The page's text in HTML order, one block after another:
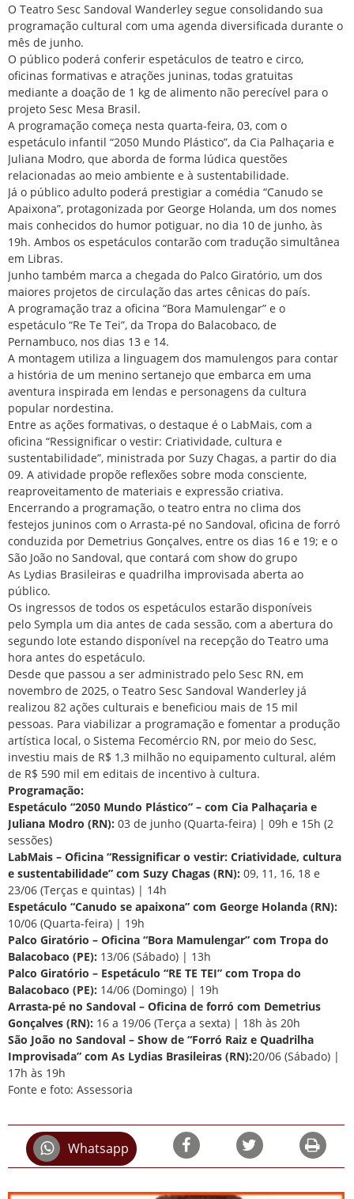
O Teatro Sesc Sandoval Wanderley segue consolidando sua
programação cultural com uma agenda diversificada durante o
mês de junho.
O público poderá conferir espetáculos de teatro e circo,
oficinas formativas e atrações juninas, todas gratuitas
mediante a doação de 1 kg de alimento não perecível para o
projeto Sesc Mesa Brasil.
A programação começa nesta quarta-feira, 03, com o
espetáculo infantil “2050 Mundo Plástico”, da Cia Palhaçaria e
Juliana Modro, que aborda de forma lúdica questões
relacionadas ao meio ambiente e à sustentabilidade.
Já o público adulto poderá prestigiar a comédia “Canudo se
Apaixona”, protagonizada por George Holanda, um dos nomes
mais conhecidos do humor potiguar, no dia 10 de junho, às
19h. Ambos os espetáculos contarão com tradução simultânea
em Libras.
Junho também marca a chegada do Palco Giratório, um dos
maiores projetos de circulação das artes cênicas do país.
A programação traz a oficina “Bora Mamulengar” e o
espetáculo “Re Te Tei”, da Tropa do Balacobaco, de
Pernambuco, nos dias 13 e 14.
A montagem utiliza a linguagem dos mamulengos para contar
a história de um menino sertanejo que embarca em uma
aventura inspirada em lendas e personagens da cultura
popular nordestina.
Entre as ações formativas, o destaque é o LabMais, com a
oficina “Ressignificar o vestir: Criatividade, cultura e
sustentabilidade”, ministrada por Suzy Chagas, a partir do dia
09. A atividade propõe reflexões sobre moda consciente,
reaproveitamento de materiais e expressão criativa.
Encerrando a programação, o teatro entra no clima dos
festejos juninos com o Arrasta-pé no Sandoval, oficina de forró
conduzida por Demetrius Gonçalves, entre os dias 16 e 19; e o
São João no Sandoval, que contará com show do grupo
As Lydias Brasileiras e quadrilha improvisada aberta ao
público.
Os ingressos de todos os espetáculos estarão disponíveis
pelo Sympla um dia antes de cada sessão, com a abertura do
segundo lote estando disponível na recepção do Teatro uma
hora antes do espetáculo.
Desde que passou a ser administrado pelo Sesc RN, em
novembro de 2025, o Teatro Sesc Sandoval Wanderley já
realizou 82 ações culturais e beneficiou mais de 15 mil
pessoas. Para viabilizar a programação e fomentar a produção
artística local, o Sistema Fecomércio RN, por meio do Sesc,
investiu mais de R$ 1,3 milhão no equipamento cultural, além
de R$ 590 mil em editais de incentivo à cultura.
Programação:
Espetáculo “2050 Mundo Plástico” – com Cia Palhaçaria e
Juliana Modro (RN): 03 de junho (Quarta-feira) | 09h e 15h (2
sessões)
LabMais – Oficina “Ressignificar o vestir: Criatividade, cultura
e sustentabilidade” com Suzy Chagas (RN): 09, 11, 16, 18 e
23/06 (Terças e quintas) | 14h
Espetáculo “Canudo se apaixona” com George Holanda (RN):
10/06 (Quarta-feira) | 19h
Palco Giratório – Oficina “Bora Mamulengar” com Tropa do
Balacobaco (PE): 13/06 (Sábado) | 13h
Palco Giratório – Espetáculo “RE TE TEI” com Tropa do
Balacobaco (PE): 14/06 (Domingo) | 19h
Arrasta-pé no Sandoval – Oficina de forró com Demetrius
Gonçalves (RN): 16 a 19/06 (Terça a sexta) | 18h às 20h
São João no Sandoval – Show de “Forró Raiz e Quadrilha
Improvisada” com As Lydias Brasileiras (RN):20/06 (Sábado) |
17h às 19h
Fonte e foto: Assessoria
Whatsapp